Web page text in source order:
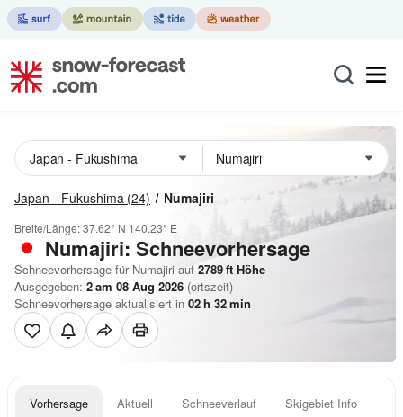
Japan - Fukushima (24) Numajiri
Breite/Länge:37.62° N 140.23° E
Numajiri: Schneevorhersage
Schneevorhersage für Numajiri auf 2789ft Höhe
Ausgegeben: 2 am 08 Aug 2026 (ortszeit)
Schneevorhersage aktualisiert in 02h 32min
Vorhersage Aktuell Schneeverlauf Skigebiet Info